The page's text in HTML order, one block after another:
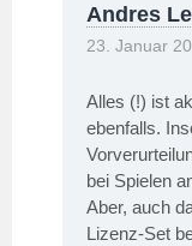
Andres
23. Januar
Alles (!) ist
ebenfalls.
bei Spielen
Aber, auch
Lizenz-Set